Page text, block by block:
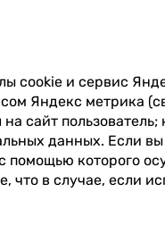
cookie и сервис
Яндекс метрика
сайт
данных. Если
которого
что в случае, если